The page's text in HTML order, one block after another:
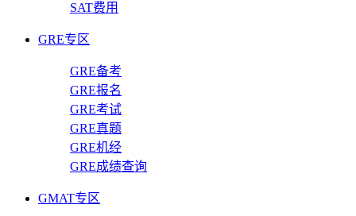
SAT费用
GRE专区
GRE备考
GRE报名
GRE考试
GRE真题
GRE机经
GRE成绩查询
GMAT专区